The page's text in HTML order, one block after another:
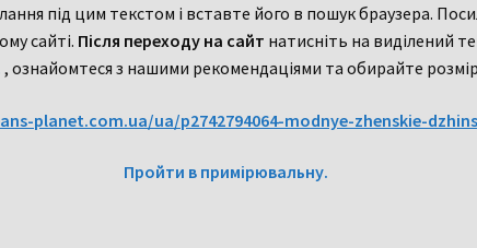
під цим текстом і вставте його в пошук браузера.
сайті. Після переходу на сайт натисніть на виділений
, ознайомтеся з нашими рекомендаціями та обирайте
planet.com.ua/ua/p2742794064-modnye-zhenskie-
Пройти в примірювальну.